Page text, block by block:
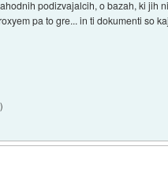
podizvajalcih, o bazah, ki
pa to gre... in ti dokumenti so
)